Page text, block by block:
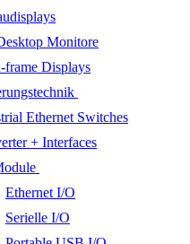
Monitore
frame Displays
Ethernet Switches
+ Interfaces
Ethernet I/O
Serielle I/O